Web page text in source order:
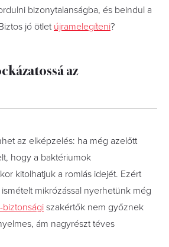
bizonytalanságba, és beindul a
jó ötlet újramelegíteni?
az
az elképzelés: ha még azelőtt
hogy a baktériumok
kitolhatjuk a romlás idejét. Ezért
mikrózással nyerhetünk még
biztonsági szakértők nem győznek
ám nagyrészt téves